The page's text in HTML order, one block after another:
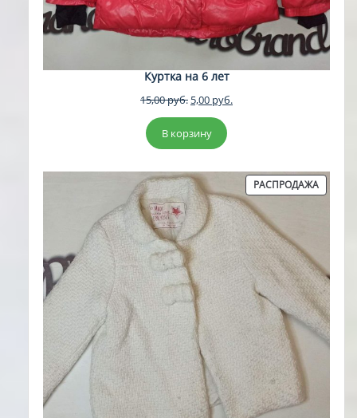
Куртка на 6 лет
15,00руб. Первоначальная
цена
составляла
15,00 руб..
5,00 руб.Текущая
В корзину
РАСПРОДАЖА
ТОВАР